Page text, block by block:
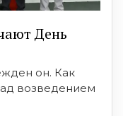
День
он. Как
возведением